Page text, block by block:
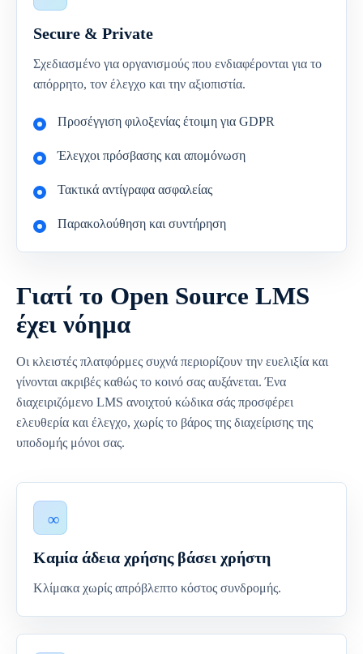
Secure & Private
Σχεδιασμένο για οργανισμούς που ενδιαφέρονται για το
απόρρητο, τον έλεγχο και την αξιοπιστία.
Προσέγγιση φιλοξενίας έτοιμη για GDPR
Έλεγχοι πρόσβασης και απομόνωση
Τακτικά αντίγραφα ασφαλείας
Παρακολούθηση και συντήρηση
Γιατί το Open Source LMS
έχει νόημα
Οι κλειστές πλατφόρμες συχνά περιορίζουν την ευελιξία και
γίνονται ακριβές καθώς το κοινό σας αυξάνεται. Ένα
διαχειριζόμενο LMS ανοιχτού κώδικα σάς προσφέρει
ελευθερία και έλεγχο, χωρίς το βάρος της διαχείρισης της
υποδομής μόνοι σας.
Καμία άδεια χρήσης βάσει χρήστη
Κλίμακα χωρίς απρόβλεπτο κόστος συνδρομής.